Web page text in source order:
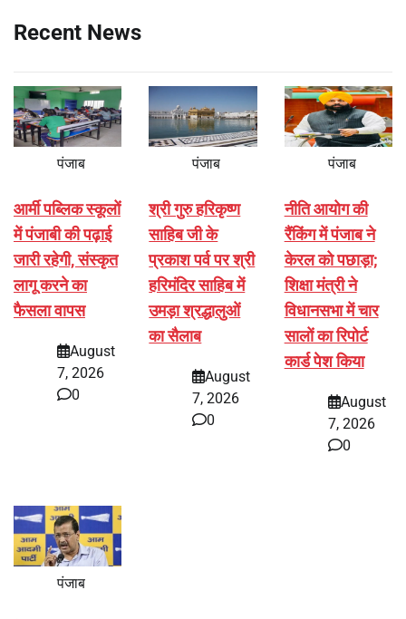
Recent News
पंजाब
आर्मी पब्लिक स्कूलों
में पंजाबी की पढ़ाई
जारी रहेगी, संस्कृत
लागू करने का
फैसला वापस
August
7, 2026
0
पंजाब
श्री गुरु हरिकृष्ण
साहिब जी के
प्रकाश पर्व पर श्री
हरिमंदिर साहिब में
उमड़ा श्रद्धालुओं
का सैलाब
August
7, 2026
0
पंजाब
नीति आयोग की
रैंकिंग में पंजाब ने
केरल को पछाड़ा;
शिक्षा मंत्री ने
विधानसभा में चार
सालों का रिपोर्ट
कार्ड पेश किया
August
7, 2026
0
पंजाब